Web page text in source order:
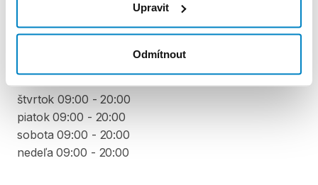
Upravit
Odmítnout
štvrtok 09:00 - 20:00
piatok 09:00 - 20:00
sobota 09:00 - 20:00
nedeľa 09:00 - 20:00